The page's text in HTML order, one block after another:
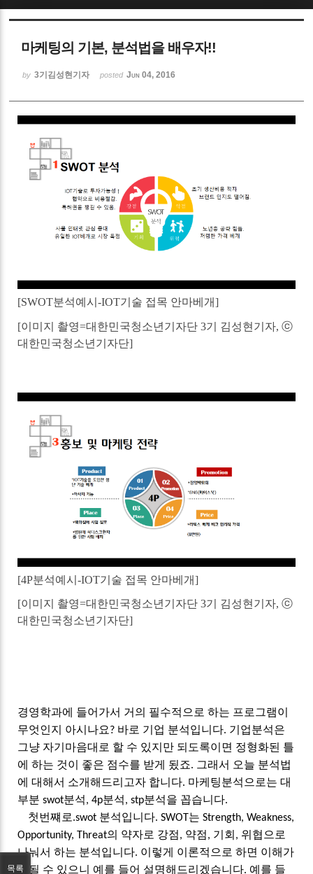
마케팅의 기본, 분석법을 배우자!!
by 3기김성현기자 posted Jun 04, 2016
[SWOT분석예시-IOT기술 접목 안마베개]
[이미지 촬영=대한민국청소년기자단 3기 김성현기자,ⓒ
대한민국청소년기자단]
[4P분석예시-IOT기술 접목 안마베개]
[이미지 촬영=대한민국청소년기자단 3기 김성현기자,ⓒ
대한민국청소년기자단]
경영학과에 들어가서 거의 필수적으로 하는 프로그램이
무엇인지
아시나요? 바로 기업 분석입니다. 기업분석은
그냥 자기마음대로 할 수 있지만 되도록이면 정형화된 틀
에 하는 것이 좋은 점수를 받게 됬죠. 그래서 오늘 분석법
에 대해서 소개해드리고자 합니다. 마케팅분석으로는 대
부분 swot분석, 4p분석, stp분석을 꼽습니다.
첫번쨰로.swot 분석입니다. SWOT는 Strength, Weakness,
Opportunity, Threat의 약자로 강점, 약점, 기회 , 위협으로
나눠서 하는 분석입니다. 이렇게 이론적으로 하면 이해가
안될 수 있으니 예를 들어 설명해드리겠습니다. 예를 들
목록
Sketchbook5, 스케치북5
Sketchbook5, 스케치북5